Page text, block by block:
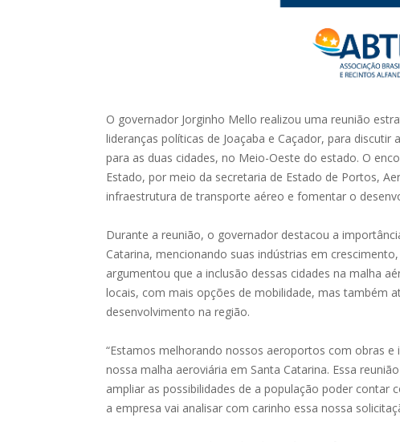
O governador Jorginho Mello realizou uma reunião
lideranças políticas de Joaçaba e Caçador, para
para as duas cidades, no Meio-Oeste do estado. O
Estado, por meio da secretaria de Estado de Portos,
infraestrutura de transporte aéreo e fomentar o
Durante a reunião, o governador destacou a
Catarina, mencionando suas indústrias em
argumentou que a inclusão dessas cidades na malha
locais, com mais opções de mobilidade, mas também
desenvolvimento na região.
“Estamos melhorando nossos aeroportos com obras
nossa malha aeroviária em Santa Catarina. Essa
ampliar as possibilidades de a população poder
a empresa vai analisar com carinho essa nossa